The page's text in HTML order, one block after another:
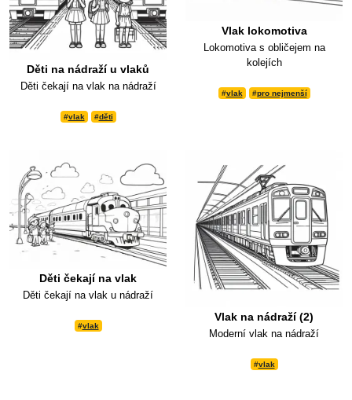
Děti na nádraží u vlaků
Děti čekají na vlak na nádraží
#vlak #děti
Vlak lokomotiva
Lokomotiva s obličejem na
kolejích
#vlak #pro nejmenší
Děti čekají na vlak
Děti čekají na vlak u nádraží
#vlak
Vlak na nádraží (2)
Moderní vlak na nádraží
#vlak